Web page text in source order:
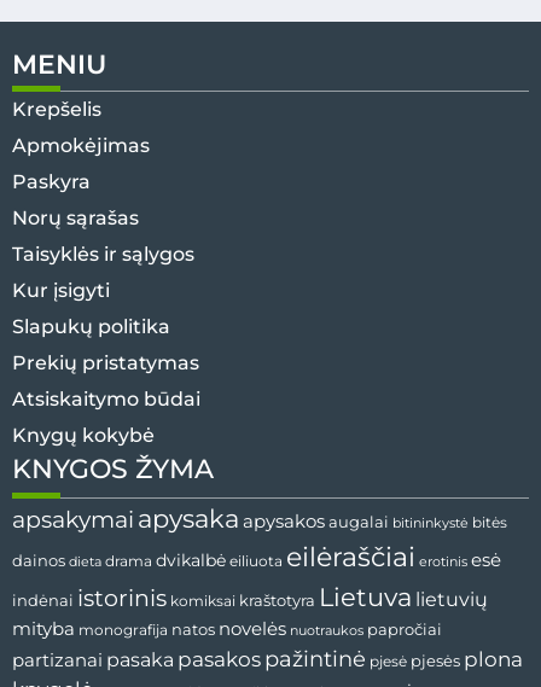
MENIU
Krepšelis
Apmokėjimas
Paskyra
Norų sąrašas
Taisyklės ir sąlygos
Kur įsigyti
Slapukų politika
Prekių pristatymas
Atsiskaitymo būdai
Knygų kokybė
KNYGOS ŽYMA
apsakymai apysaka apysakos augalai bitininkystė bitės
dainos dieta drama dvikalbė eiliuota eilėraščiai erotinis esė
indėnai istorinis komiksai kraštotyra Lietuva lietuvių
mityba monografija natos novelės nuotraukos papročiai
partizanai pasaka pasakos pažintinė pjesė pjesės plona